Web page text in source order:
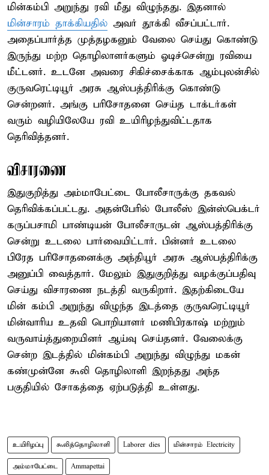
மின்கம்பி அறுந்து ரவி மீது விழுந்தது. இதனால்
மின்சாரம் தாக்கியதில் அவர் தூக்கி வீசப்பட்டார்.
அதைப்பார்த்த முத்தழகனும் வேலை செய்து கொண்டு
இருந்து மற்ற தொழிலாளர்களும் ஓடிச்சென்று ரவியை
மீட்டனர். உடனே அவரை சிகிச்சைக்காக ஆம்புலன்சில்
குருவரெட்டியூர் அரசு ஆஸ்பத்திரிக்கு கொண்டு
சென்றனர். அங்கு பரிசோதனை செய்த டாக்டர்கள்
வரும் வழியிலேயே ரவி உயிரிழந்துவிட்டதாக
தெரிவித்தனர்.
விசாரணை
இதுகுறித்து அம்மாபேட்டை போலீசாருக்கு தகவல்
தெரிவிக்கப்பட்டது. அதன்பேரில் போலீஸ் இன்ஸ்பெக்டர்
கருப்பசாமி பாண்டியன் போலீசாருடன் ஆஸ்பத்திரிக்கு
சென்று உடலை பார்வையிட்டார். பின்னர் உடலை
பிரேத பரிசோதனைக்கு அந்தியூர் அரசு ஆஸ்பத்திரிக்கு
அனுப்பி வைத்தார். மேலும் இதுகுறித்து வழக்குப்பதிவு
செய்து விசாரணை நடத்தி வருகிறார். இதற்கிடையே
மின் கம்பி அறுந்து விழுந்த இடத்தை குருவரெட்டியூர்
மின்வாரிய உதவி பொறியாளர் மணிபிரகாஷ் மற்றும்
வருவாய்த்துறையினர் ஆய்வு செய்தனர். வேலைக்கு
சென்ற இடத்தில் மின்கம்பி அறுந்து விழுந்து மகன்
கண்முன்னே கூலி தொழிலாளி இறந்தது அந்த
பகுதியில் சோகத்தை ஏற்படுத்தி உள்ளது.
உயிரிழப்பு கூலித்தொழிலாளி Laborer dies மின்சாரம் Electricity
அம்மாபேட்டை Ammapettai